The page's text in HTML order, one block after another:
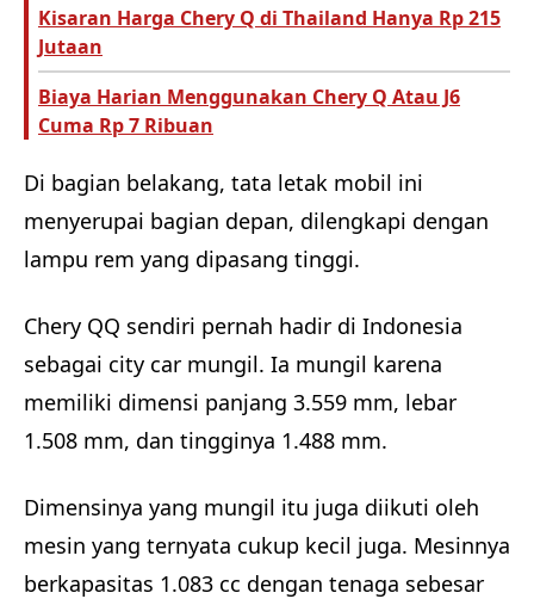
Kisaran Harga Chery Q di Thailand Hanya Rp 215
Jutaan
Biaya Harian Menggunakan Chery Q Atau J6
Cuma Rp 7 Ribuan
Di bagian belakang, tata letak mobil ini
menyerupai bagian depan, dilengkapi dengan
lampu rem yang dipasang tinggi.
Chery QQ sendiri pernah hadir di Indonesia
sebagai city car mungil. Ia mungil karena
memiliki dimensi panjang 3.559 mm, lebar
1.508 mm, dan tingginya 1.488 mm.
Dimensinya yang mungil itu juga diikuti oleh
mesin yang ternyata cukup kecil juga. Mesinnya
berkapasitas 1.083 cc dengan tenaga sebesar